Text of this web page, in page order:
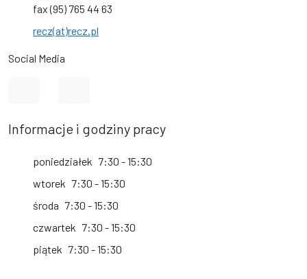
fax (95) 765 44 63
recz(at)recz.pl
Social Media
Informacje i godziny pracy
poniedziałek 7:30 - 15:30
wtorek 7:30 - 15:30
środa 7:30 - 15:30
czwartek 7:30 - 15:30
piątek 7:30 - 15:30